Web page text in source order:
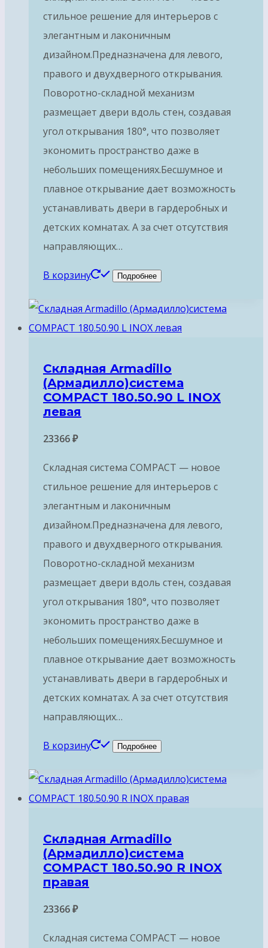
стильное решение для интерьеров с
элегантным и лаконичным
дизайном.Предназначена для левого,
правого и двухдверного открывания.
Поворотно-складной механизм
размещает двери вдоль стен, создавая
угол открывания 180°, что позволяет
экономить пространство даже в
небольших помещениях.Бесшумное и
плавное открывание дает возможность
устанавливать двери в гардеробных и
детских комнатах. А за счет отсутствия
направляющих…
В корзину Подробнее
Складная Armadillo
(Армадилло)система
COMPACT 180.50.90 L INOX
левая
23366₽
Складная система COMPACT — новое
стильное решение для интерьеров с
элегантным и лаконичным
дизайном.Предназначена для левого,
правого и двухдверного открывания.
Поворотно-складной механизм
размещает двери вдоль стен, создавая
угол открывания 180°, что позволяет
экономить пространство даже в
небольших помещениях.Бесшумное и
плавное открывание дает возможность
устанавливать двери в гардеробных и
детских комнатах. А за счет отсутствия
направляющих…
В корзину Подробнее
Складная Armadillo
(Армадилло)система
COMPACT 180.50.90 R INOX
правая
23366₽
Складная система COMPACT — новое